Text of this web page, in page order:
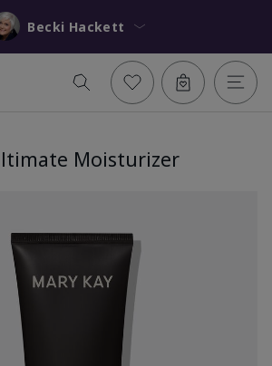
Becki Hackett
Moisturizer